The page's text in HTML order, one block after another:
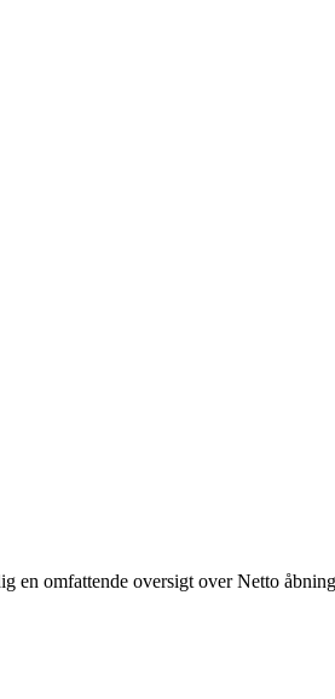
omfattende oversigt over Netto